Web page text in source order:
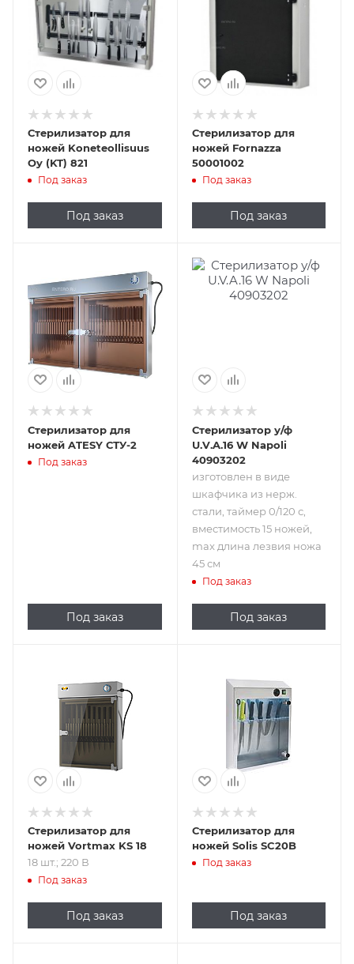
Стерилизатор для
ножей Koneteollisuus
Oy (KT) 821
Под заказ
Под заказ
Стерилизатор для
ножей Fornazza
50001002
Под заказ
Под заказ
Стерилизатор для
ножей ATESY СТУ-2
Под заказ
Под заказ
Подпись к товару
изготовлен в
виде шкафчика
лезвия ножа 45
Стерилизатор у/ф
U.V.A.16 W Napoli
40903202
изготовлен в виде
шкафчика из нерж.
стали, таймер 0/120 с,
вместимость 15 ножей,
max длина лезвия ножа
45 см
Под заказ
Под заказ
18 шт.; 220 В
Стерилизатор для
ножей Vortmax KS 18
18 шт.; 220 В
Под заказ
Под заказ
Стерилизатор для
ножей Solis SC20B
Под заказ
Под заказ